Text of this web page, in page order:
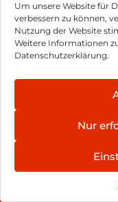
Um unsere Website für
verbessern zu können,
Nutzung der Website
Weitere Informationen
Datenschutzerklärung.
Nur
Impressum
Hinweis zur
Newsletter
,